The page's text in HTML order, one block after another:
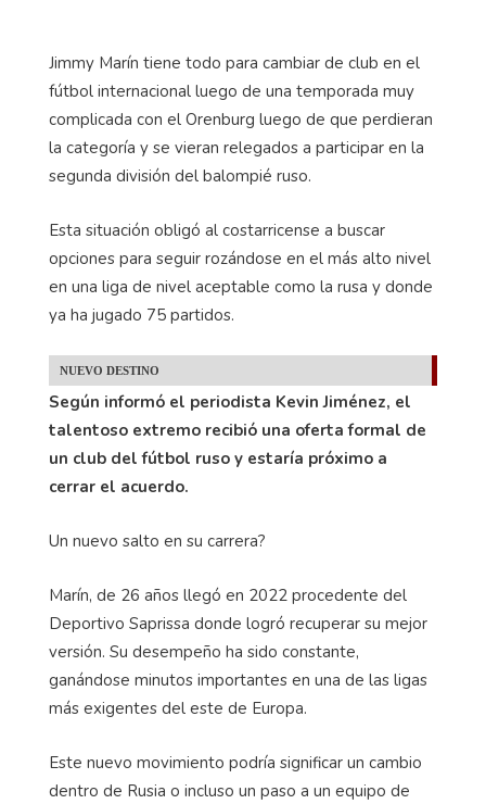
Jimmy Marín tiene todo para cambiar de club en el
fútbol internacional luego de una temporada muy
complicada con el Orenburg luego de que perdieran
la categoría y se vieran relegados a participar en la
segunda división del balompié ruso.
Esta situación obligó al costarricense a buscar
opciones para seguir rozándose en el más alto nivel
en una liga de nivel aceptable como la rusa y donde
ya ha jugado 75 partidos.
NUEVO DESTINO
Según informó el periodista Kevin Jiménez, el
talentoso extremo recibió una oferta formal de
un club del fútbol ruso y estaría próximo a
cerrar el acuerdo.
Un nuevo salto en su carrera?
Marín, de 26 años llegó en 2022 procedente del
Deportivo Saprissa donde logró recuperar su mejor
versión. Su desempeño ha sido constante,
ganándose minutos importantes en una de las ligas
más exigentes del este de Europa.
Este nuevo movimiento podría significar un cambio
dentro de Rusia o incluso un paso a un equipo de